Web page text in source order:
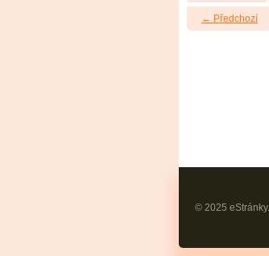
← Předchozí
© 2025